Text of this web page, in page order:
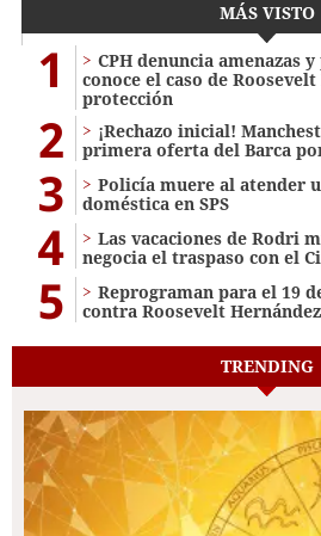
MÁS VISTO
1
CPH denuncia amenazas
conoce el caso de
protección
2
¡Rechazo inicial!
primera oferta del Barca
3
Policía muere al atender
doméstica en SPS
4
Las vacaciones de Rodri
negocia el traspaso con el
5
Reprograman para el 19
contra Roosevelt Hernández
TRENDING